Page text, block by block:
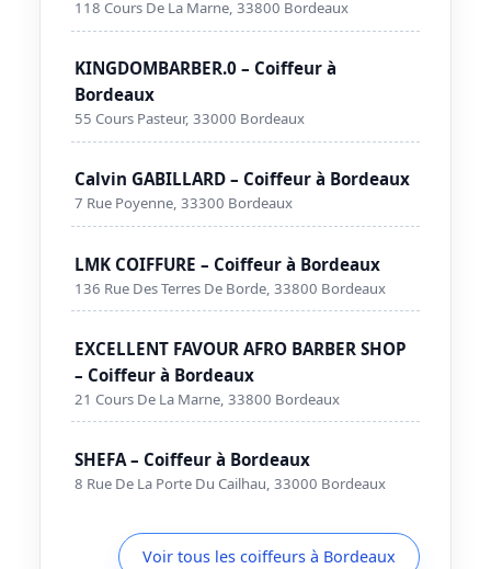
118 Cours De La Marne, 33800 Bordeaux
KINGDOMBARBER.0 – Coiffeur à
Bordeaux
55 Cours Pasteur, 33000 Bordeaux
Calvin GABILLARD – Coiffeur à Bordeaux
7 Rue Poyenne, 33300 Bordeaux
LMK COIFFURE – Coiffeur à Bordeaux
136 Rue Des Terres De Borde, 33800 Bordeaux
EXCELLENT FAVOUR AFRO BARBER SHOP
– Coiffeur à Bordeaux
21 Cours De La Marne, 33800 Bordeaux
SHEFA – Coiffeur à Bordeaux
8 Rue De La Porte Du Cailhau, 33000 Bordeaux
Voir tous les coiffeurs à Bordeaux